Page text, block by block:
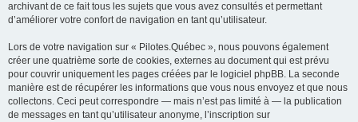
archivant de ce fait tous les sujets que vous avez consultés et permettant
d’améliorer votre confort de navigation en tant qu’utilisateur.
Lors de votre navigation sur « Pilotes.Québec », nous pouvons également
créer une quatrième sorte de cookies, externes au document qui est prévu
pour couvrir uniquement les pages créées par le logiciel phpBB. La seconde
manière est de récupérer les informations que vous nous envoyez et que nous
collectons. Ceci peut correspondre — mais n’est pas limité à — la publication
de messages en tant qu’utilisateur anonyme, l’inscription sur